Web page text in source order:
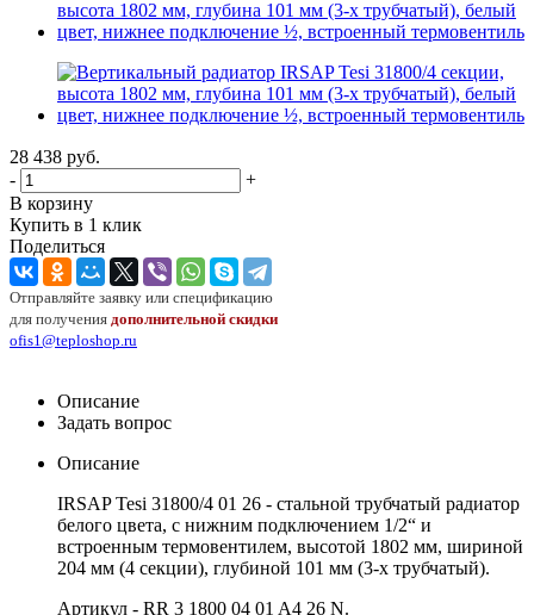
28 438 руб.
-
+
В корзину
Купить в 1 клик
Поделиться
Отправляйте заявку или спецификацию
для получения дополнительной скидки
ofis1@teploshop.ru
Описание
Задать вопрос
Описание
IRSAP Tesi 31800/4 01 26 - стальной трубчатый радиатор
белого цвета, с нижним подключением 1/2“ и
встроенным термовентилем, высотой 1802 мм, шириной
204 мм (4 секции), глубиной 101 мм (3-х трубчатый).
Артикул - RR 3 1800 04 01 A4 26 N.